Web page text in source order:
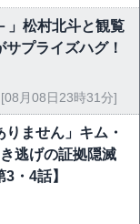
」松村北斗と観覧
プライズハグ！
[08月08日23時31分]
りません」キム・
逃げの証拠隠滅
・4話】